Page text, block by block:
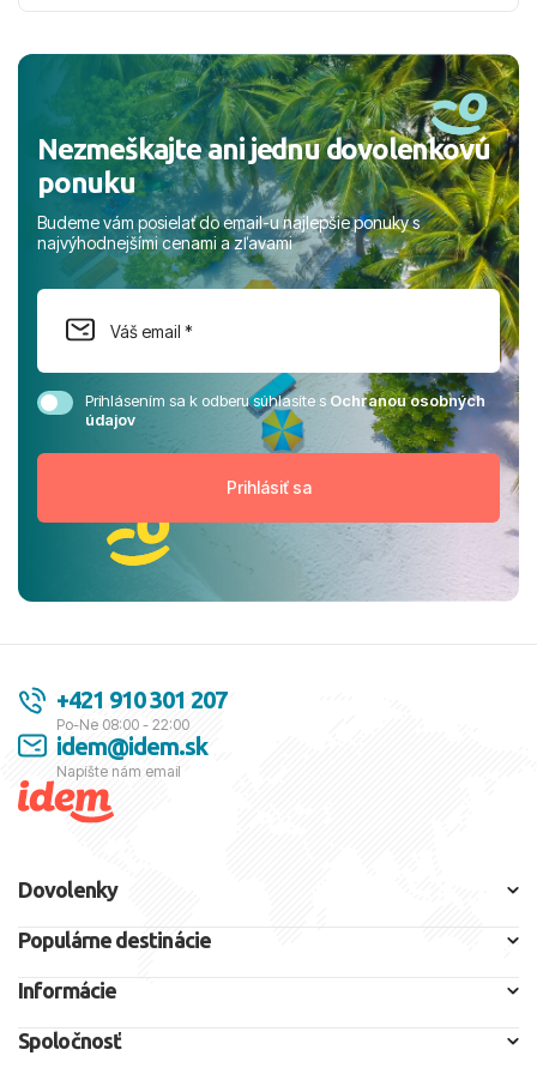
Nezmeškajte ani jednu dovolenkovú
ponuku
Budeme vám posielať do email-u najlepšie ponuky s
najvýhodnejšími cenami a zľavami
Prihlásením sa k odberu súhlasíte sOchranou osobných
údajov
+421 910 301 207
Po-Ne 08:00 - 22:00
idem@idem.sk
Napíšte nám email
Dovolenky
Populárne destinácie
Informácie
Spoločnosť